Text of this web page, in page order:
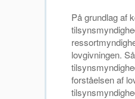
På grundlag af
lovgivningen.
forståelsen af